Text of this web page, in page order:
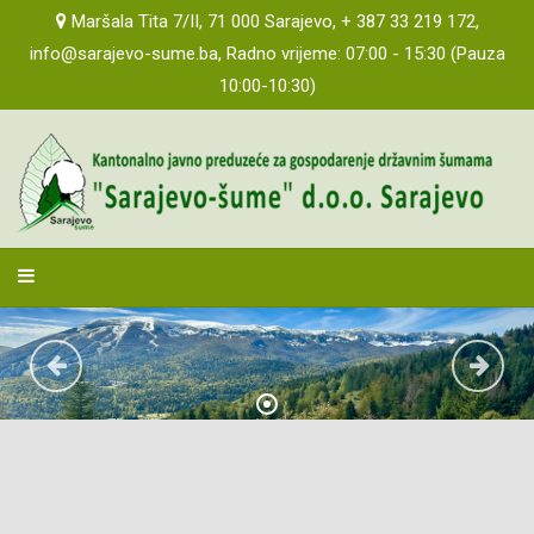
Maršala Tita 7/II, 71 000 Sarajevo, + 387 33 219 172,
info@sarajevo-sume.ba, Radno vrijeme: 07:00 - 15:30 (Pauza
10:00-10:30)
PLAN JAVNIH NABAVKI 2022
PLAN JAVNIH NABAVKI 2025
PLAN JAVNIH NABAVKI 2026
POZIVI ZA DOSTAVU PONUDA
JAVNOST RADA